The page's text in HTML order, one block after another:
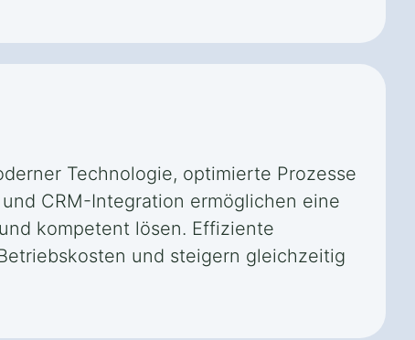
Technologie, optimierte Prozesse
CRM-Integration ermöglichen eine
kompetent lösen. Effiziente
und steigern gleichzeitig